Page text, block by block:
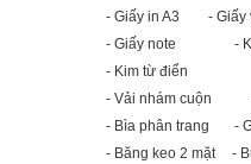
- Giấy in A3
- Giấy
- Giấy note
-
- Kim từ điển
- Vải nhám cuộn
- Bìa phân trang
-
- Băng keo 2 mặt
-